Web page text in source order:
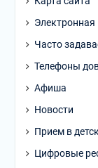
Часто
Телефоны
Афиша
Новости
Прием в
Цифровые